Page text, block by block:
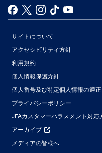
サイトについて
アクセシビリティ方針
利用規約
個人情報保護方針
個人番号及び特定個人情報の適
プライバシーポリシー
JFAカスタマーハラスメント対応
アーカイブ
メディアの皆様へ